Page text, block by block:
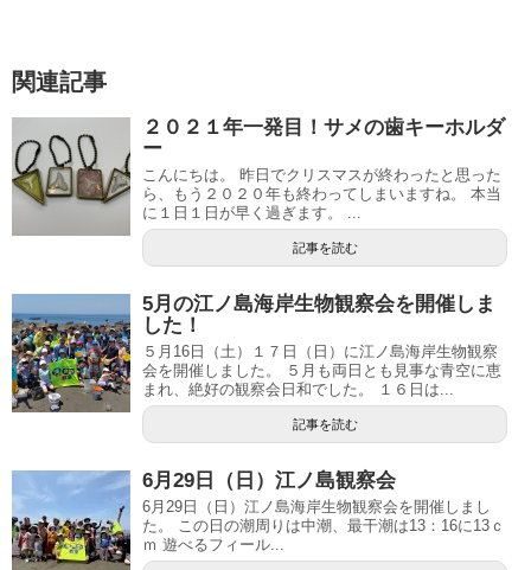
関連記事
２０２１年一発目！サメの歯キーホルダ
ー
こんにちは。 昨日でクリスマスが終わったと思った
ら、もう２０２０年も終わってしまいますね。 本当
に１日１日が早く過ぎます。 ...
記事を読む
5月の江ノ島海岸生物観察会を開催しま
した！
５月16日（土）１７日（日）に江ノ島海岸生物観察
会を開催しました。 ５月も両日とも見事な青空に恵
まれ、絶好の観察会日和でした。 １６日は...
記事を読む
6月29日（日）江ノ島観察会
6月29日（日）江ノ島海岸生物観察会を開催しまし
た。 この日の潮周りは中潮、最干潮は13：16に13ｃ
ｍ 遊べるフィール...